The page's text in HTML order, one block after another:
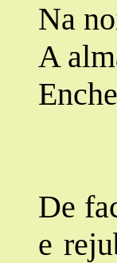
Na
A
De
e